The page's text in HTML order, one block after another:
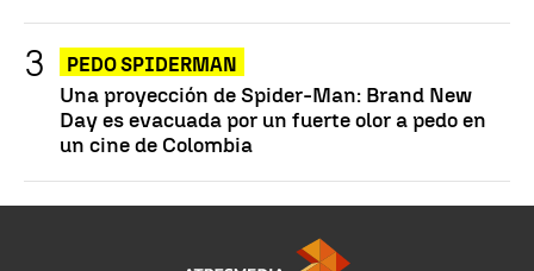
PEDO SPIDERMAN
Una proyección de Spider-Man: Brand New
Day es evacuada por un fuerte olor a pedo en
un cine de Colombia